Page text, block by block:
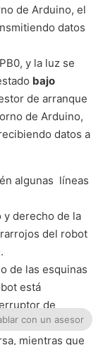
de Arduino, el
datos
y la luz se
bajo
de arranque
de Arduino,
datos a
algunas líneas
derecho de la
del robot
de las esquinas
está
de
izquierdo está
mientras que
con un asesor